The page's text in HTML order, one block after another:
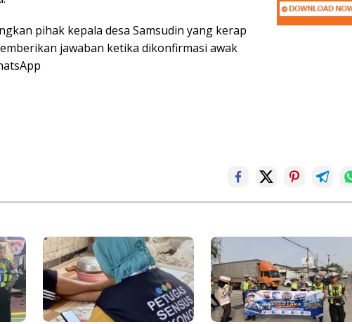
pihak kepala desa Samsudin yang kerap
jawaban ketika dikonfirmasi awak